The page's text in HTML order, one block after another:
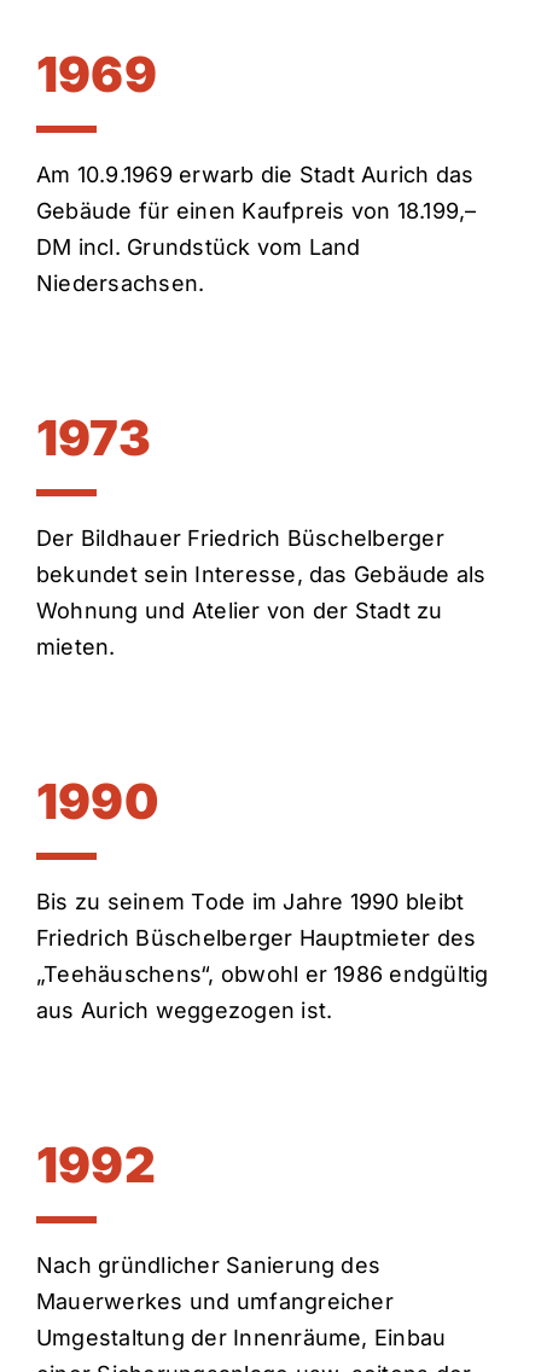
1969
Am 10.9.1969 erwarb die Stadt Aurich das
Gebäude für einen Kaufpreis von 18.199,–
DM incl. Grundstück vom Land
Niedersachsen.
1973
Der Bildhauer Friedrich Büschelberger
bekundet sein Interesse, das Gebäude als
Wohnung und Atelier von der Stadt zu
mieten.
1990
Bis zu seinem Tode im Jahre 1990 bleibt
Friedrich Büschelberger Hauptmieter des
„Teehäuschens“, obwohl er 1986 endgültig
aus Aurich weggezogen ist.
1992
Nach gründlicher Sanierung des
Mauerwerkes und umfangreicher
Umgestaltung der Innenräume, Einbau